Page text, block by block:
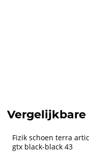
Fizik schoen terra
gtx black-black 43